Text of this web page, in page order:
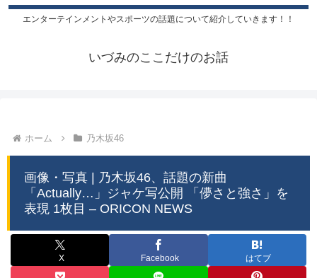
エンターテインメントやスポーツの話題について紹介していきます！！
いづみのここだけのお話
ホーム 乃木坂46
画像・写真 | 乃木坂46、話題の新曲
「Actually…」ジャケ写公開 「儚さと強さ」を
表現 1枚目 – ORICON NEWS
X Facebook はてブ